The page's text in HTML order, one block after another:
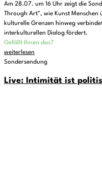
Am 28.07. um 16 Uhr zeigt die
Through Art", wie Kunst Menschen
kulturelle Grenzen hinweg
interkulturellen Dialog fördert.
Gefällt Ihnen das?
weiterlesen
Sondersendung
Live: Intimität ist